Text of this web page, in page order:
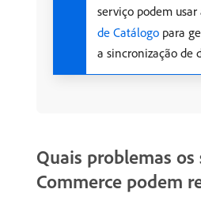
serviço podem usar
de Catálogo para
a sincronização de
Quais problemas os
Commerce podem